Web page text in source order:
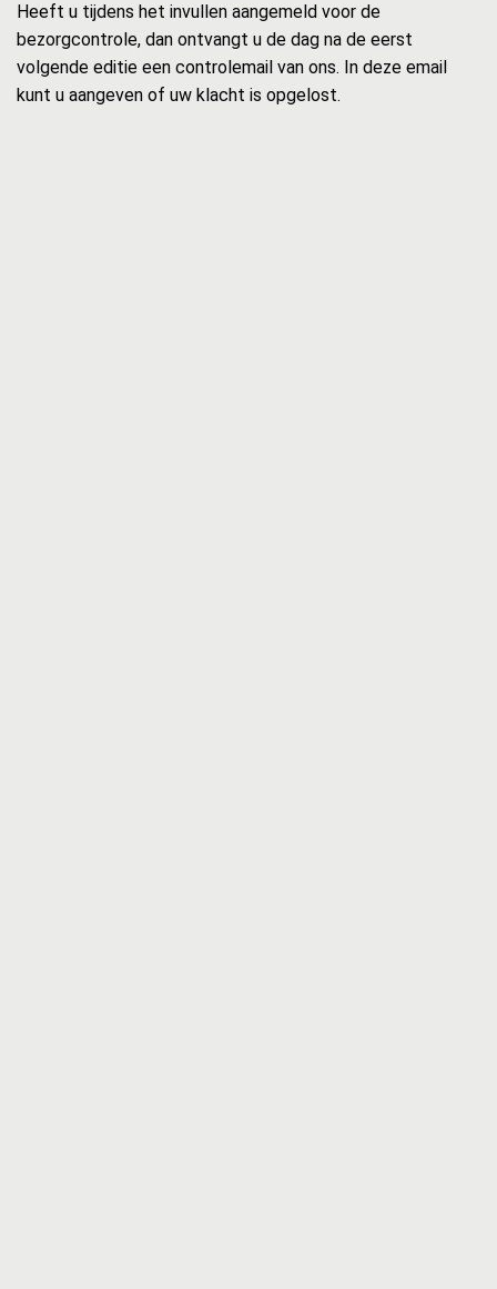
Heeft u tijdens het invullen aangemeld voor de
bezorgcontrole, dan ontvangt u de dag na de eerst
volgende editie een controlemail van ons. In deze email
kunt u aangeven of uw klacht is opgelost.